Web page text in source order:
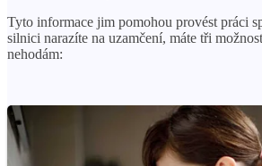
Tyto informace jim pomohou provést práci
silnici narazíte na uzamčení, máte tři
nehodám: